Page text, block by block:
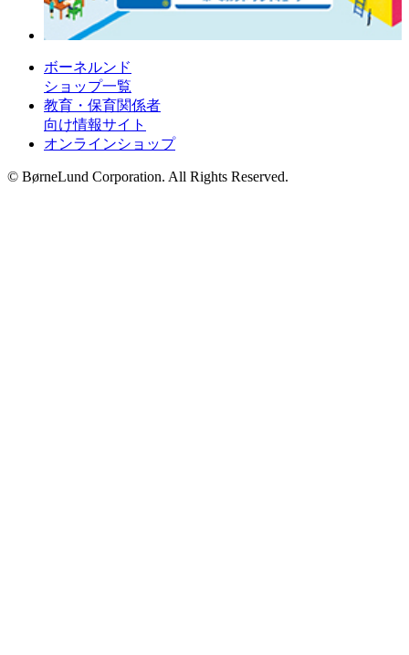
ボーネルンド
ショップ一覧
教育・保育関係者
向け情報サイト
オンラインショップ
© BørneLund Corporation. All Rights Reserved.